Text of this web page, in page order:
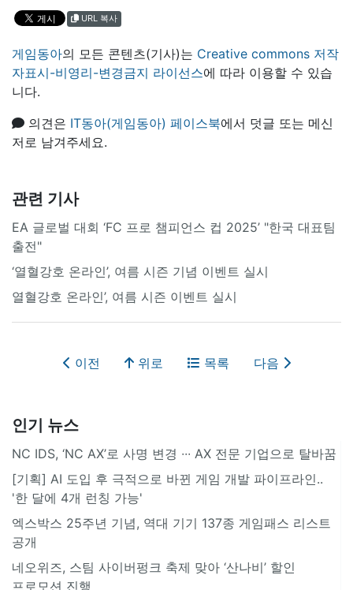
URL 복사
게임동아의 모든 콘텐츠(기사)는 Creative commons 저작
자표시-비영리-변경금지 라이선스에 따라 이용할 수 있습
니다.
의견은 IT동아(게임동아) 페이스북에서 덧글 또는 메신
저로 남겨주세요.
관련 기사
EA 글로벌 대회 ‘FC 프로 챔피언스 컵 2025’ "한국 대표팀
출전"
‘열혈강호 온라인’, 여름 시즌 기념 이벤트 실시
열혈강호 온라인’, 여름 시즌 이벤트 실시
이전 위로 목록 다음
인기 뉴스
NC IDS, ‘NC AX’로 사명 변경 ∙∙∙ AX 전문 기업으로 탈바꿈
[기획] AI 도입 후 극적으로 바뀐 게임 개발 파이프라인..
'한 달에 4개 런칭 가능'
엑스박스 25주년 기념, 역대 기기 137종 게임패스 리스트
공개
네오위즈, 스팀 사이버펑크 축제 맞아 ‘산나비’ 할인
프로모션 진행